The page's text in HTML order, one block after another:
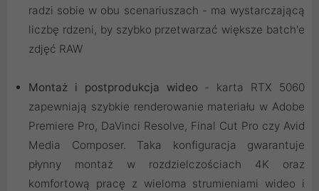
radzi sobie w obu scenariuszach - ma wystarczającą
liczbę rdzeni, by szybko przetwarzać większe batch'e
zdjęć RAW
Montaż i postprodukcja wideo - karta RTX 5060
zapewniają szybkie renderowanie materiału w Adobe
Premiere Pro, DaVinci Resolve, Final Cut Pro czy Avid
Media Composer. Taka konfiguracja gwarantuje
płynny montaż w rozdzielczościach 4K oraz
komfortową pracę z wieloma strumieniami wideo i